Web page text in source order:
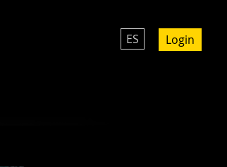
Login
ES